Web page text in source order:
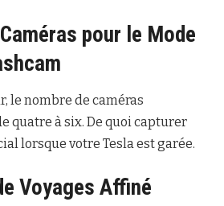
pour le Mode
le nombre de caméras
quatre à six. De quoi capturer
lorsque votre Tesla est garée.
Voyages Affiné